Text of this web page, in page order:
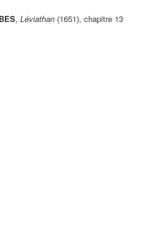
, Léviathan(1651), chapitre 13